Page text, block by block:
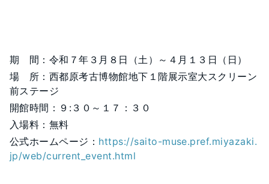
期 間：令和７年３月８日（土）～４月１３日（日）
場 所：西都原考古博物館地下１階展示室大スクリーン
前ステージ
開館時間：９:３０～１７：３０
入場料：無料
公式ホームページ： https://saito-muse.pref.miyazaki.
jp/web/current_event.html